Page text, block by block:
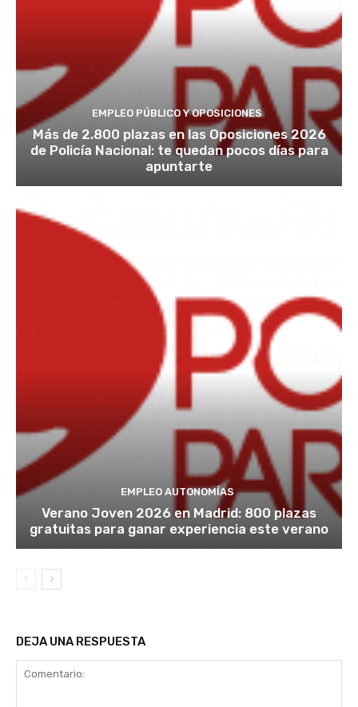
EMPLEO PÚBLICO Y OPOSICIONES
Más de 2.800 plazas en las Oposiciones 2026
de Policía Nacional: te quedan pocos días para
apuntarte
EMPLEO AUTONOMÍAS
Verano Joven 2026 en Madrid: 800 plazas
gratuitas para ganar experiencia este verano
DEJA UNA RESPUESTA